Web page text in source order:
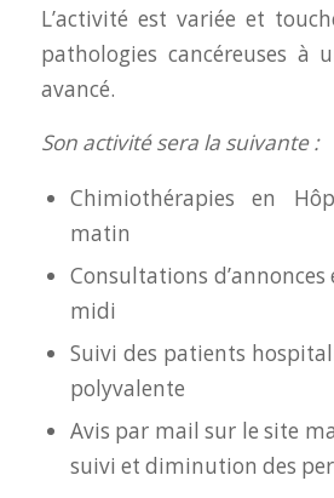
L’activité est variée et
pathologies cancéreuses à
avancé.
Son activité sera la suivante :
Chimiothérapies en
matin
Consultations d’annonces
midi
Suivi des patients
polyvalente
Avis par mail sur le site
suivi et diminution des